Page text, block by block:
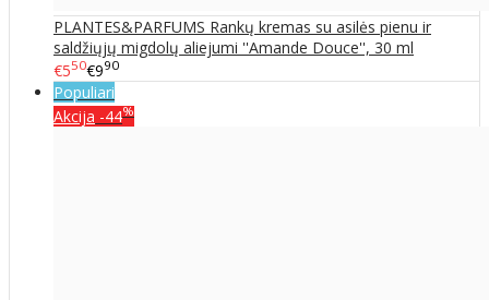
PLANTES&PARFUMS Rankų kremas su asilės pienu ir
saldžiųjų migdolų aliejumi ''Amande Douce'', 30 ml
€550€990
Populiari
Akcija -44%